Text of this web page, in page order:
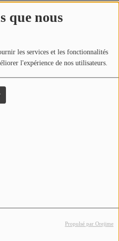
que nous
les services et les fonctionnalités
l'expérience de nos utilisateurs.
Propulsé par Orejime
RADIO
de Pontacq Radio sur notre site